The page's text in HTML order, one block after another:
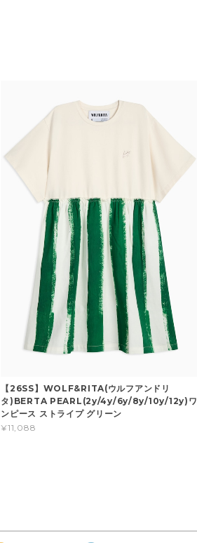
【26SS】WOLF&RITA(ウルフアンドリ
タ)BERTA PEARL(2y/4y/6y/8y/10y/12y)ワ
ンピース ストライプ グリーン
¥11,088